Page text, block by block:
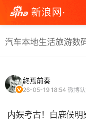
新浪网·
汽车本地生活旅游数
終焉前奏
26-05-19 18:54 微博
内娱考古！白鹿侯